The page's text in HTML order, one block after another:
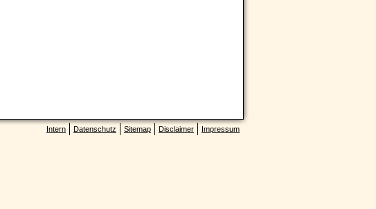
Impressum
Disclaimer
Sitemap
Datenschutz
Intern